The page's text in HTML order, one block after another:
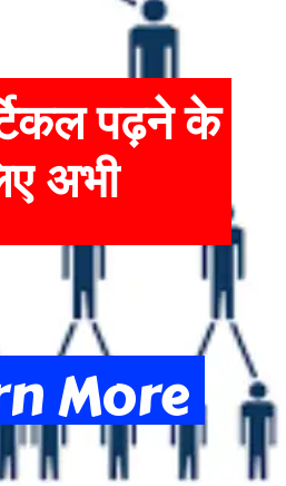
पढ़ने के
अभी
More